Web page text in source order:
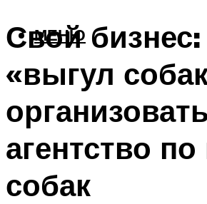
МЕНЮ
Свой бизнес:
«выгул
организовать
агентство
собак